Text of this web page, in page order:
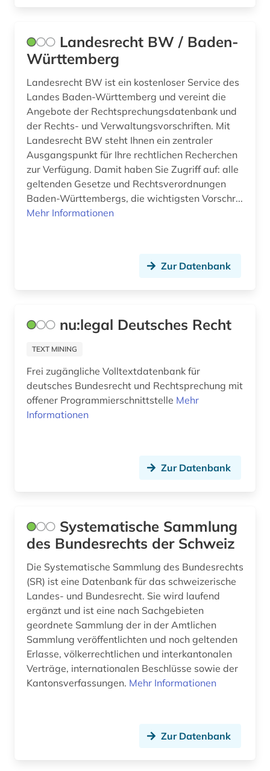
Landesrecht BW / Baden-
Württemberg
Landesrecht BW ist ein kostenloser Service des
Landes Baden-Württemberg und vereint die
Angebote der Rechtsprechungsdatenbank und
der Rechts- und Verwaltungsvorschriften. Mit
Landesrecht BW steht Ihnen ein zentraler
Ausgangspunkt für Ihre rechtlichen Recherchen
zur Verfügung. Damit haben Sie Zugriff auf: alle
geltenden Gesetze und Rechtsverordnungen
Baden-Württembergs, die wichtigsten Vorschr...
Mehr Informationen
Zur Datenbank
nu:legal Deutsches Recht
TEXT MINING
Frei zugängliche Volltextdatenbank für
deutsches Bundesrecht und Rechtsprechung mit
offener Programmierschnittstelle Mehr
Informationen
Zur Datenbank
Systematische Sammlung
des Bundesrechts der Schweiz
Die Systematische Sammlung des Bundesrechts
(SR) ist eine Datenbank für das schweizerische
Landes- und Bundesrecht. Sie wird laufend
ergänzt und ist eine nach Sachgebieten
geordnete Sammlung der in der Amtlichen
Sammlung veröffentlichten und noch geltenden
Erlasse, völkerrechtlichen und interkantonalen
Verträge, internationalen Beschlüsse sowie der
Kantonsverfassungen. Mehr Informationen
Zur Datenbank